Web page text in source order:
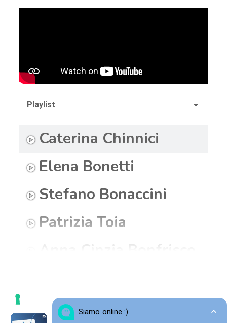
Playlist
Caterina Chinnici
Elena Bonetti
Stefano Bonaccini
Patrizia Toia
Beatrice Covassi
Manifesto dell’infanzia e